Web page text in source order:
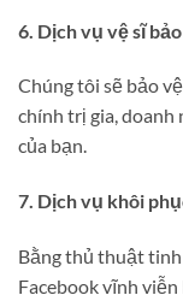
6. Dịch vụ vệ sĩ bảo
Chúng tôi sẽ bảo
chính trị gia, doanh
của bạn.
7. Dịch vụ khôi
Bằng thủ thuật tinh
Facebook vĩnh viễn